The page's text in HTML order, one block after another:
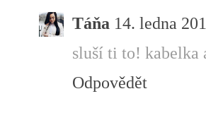
Táňa 14. ledna
sluší ti to! kabelka
Odpovědět